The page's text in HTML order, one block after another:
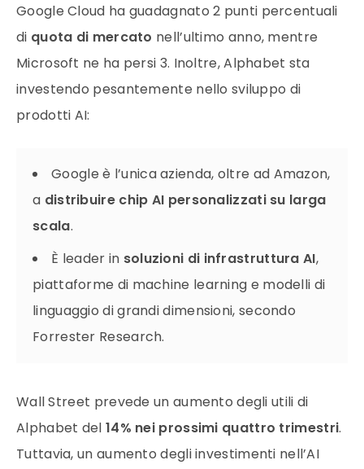
Google Cloud ha guadagnato 2 punti percentuali
di quota di mercato nell’ultimo anno, mentre
Microsoft ne ha persi 3. Inoltre, Alphabet sta
investendo pesantemente nello sviluppo di
prodotti AI:
Google è l’unica azienda, oltre ad Amazon,
a distribuire chip AI personalizzati su larga
scala.
È leader in soluzioni di infrastruttura AI,
piattaforme di machine learning e modelli di
linguaggio di grandi dimensioni, secondo
Forrester Research.
Wall Street prevede un aumento degli utili di
Alphabet del 14% nei prossimi quattro trimestri.
Tuttavia, un aumento degli investimenti nell’AI